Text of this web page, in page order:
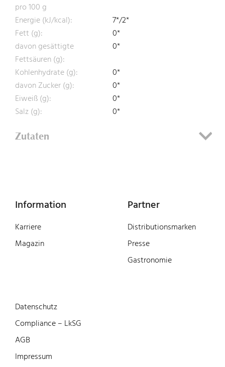
pro 100 g
Energie (kJ/kcal):
7*/2*
Fett (g):
0*
davon gesättigte
Fettsäuren (g):
0*
Kohlenhydrate (g):
0*
davon Zucker (g):
0*
Eiweiß (g):
0*
Salz (g):
0*
Zutaten
Information
Karriere
Magazin
Partner
Distributionsmarken
Presse
Gastronomie
Datenschutz
Compliance – LkSG
AGB
Impressum